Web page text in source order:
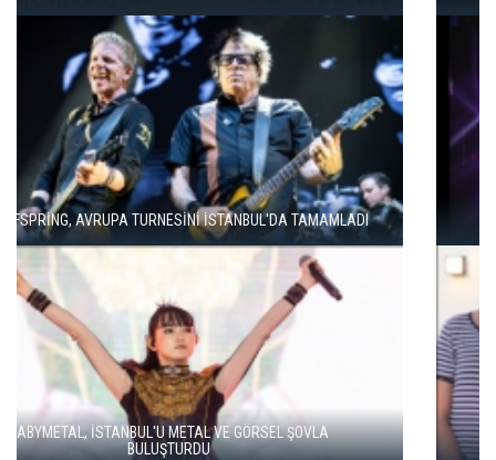
MODERN METALİN ÖNCÜSÜ TRİVİUM İSTANBUL'A GELİYOR
SOUND OF EUROPE BEŞİNCİ YILINDA İSTANBUL, ANKARA VE
İZMİR'DE